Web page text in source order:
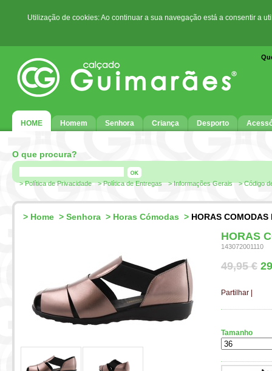
Utilização de cookies: Ao continuar a sua navegação está a consentir a
HOME Homem Senhora Criança Desporto
O que procura?
> Política de Privacidade > Política de Entregas > Informações Gerais > Código
> Home > Senhora > Horas Cómodas > HORAS COMODAS
HORAS
143072001110
49,95 €
Partilhar
Tamanho